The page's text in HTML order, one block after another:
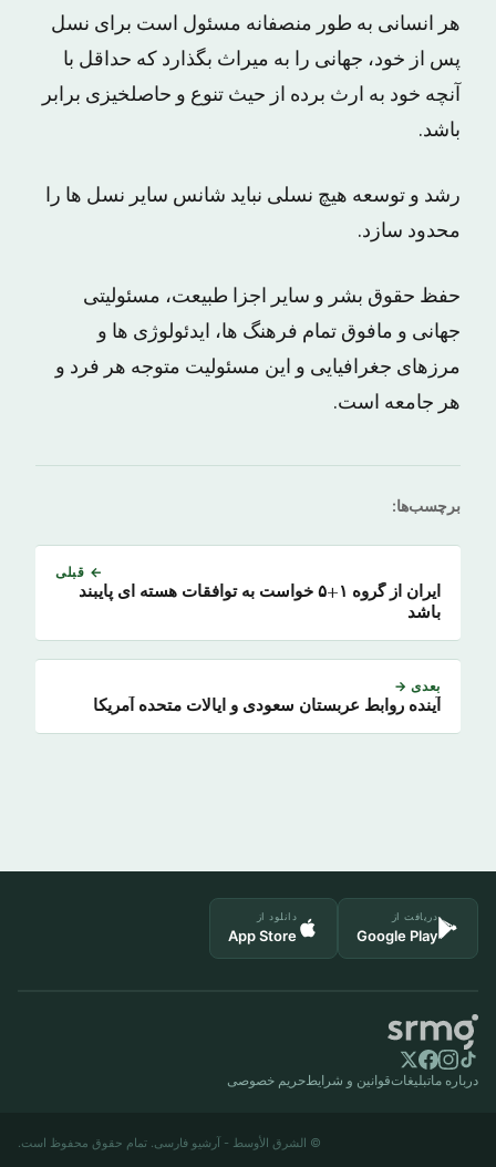
هر انسانی‌ به‌ طور منصفانه‌ مسئول‌ است‌ برای‌ نسل‌
پس‌ از خود، جهانی‌ را به‌ میراث‌ بگذارد که‌ حداقل‌ با
آنچه‌ خود به‌ ارث‌ برده‌ از حیث‌ تنوع‌ و حاصلخیزی‌ برابر
باشد.
رشد و توسعه‌ هیچ‌ نسلی‌ نباید شانس‌ سایر نسل ها را
محدود سازد.
حفظ‌ حقوق‌ بشر و سایر اجزا طبیعت‌، مسئولیتی‌
جهانی‌ و مافوق‌ تمام‌ فرهنگ ها، ایدئولوژی ها و
مرزهای‌ جغرافیایی‌ و این‌ مسئولیت‌ متوجه‌ هر فرد و
هر جامعه‌ است‌.
برچسب‌ها:
← قبلی
ایران از گروه ۱+۵ خواست به توافقات هسته ای پایبند
باشد
بعدی →
آینده روابط عربستان سعودی و ایالات متحده آمریکا
دریافت از
Google Play
دانلود از
App Store
درباره ماتبلیغاتقوانین و شرایطحریم خصوصی
© الشرق الأوسط - آرشیو فارسی. تمام حقوق محفوظ است.